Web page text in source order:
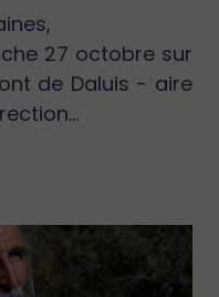
27 octobre sur
de Daluis - aire